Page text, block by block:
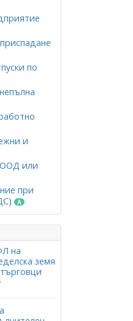
по
и
или
при
на
земя